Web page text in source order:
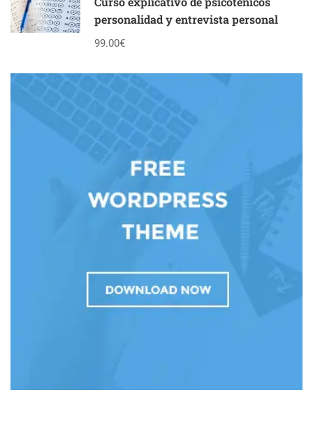
personalidad y entrevista personal
99.00€